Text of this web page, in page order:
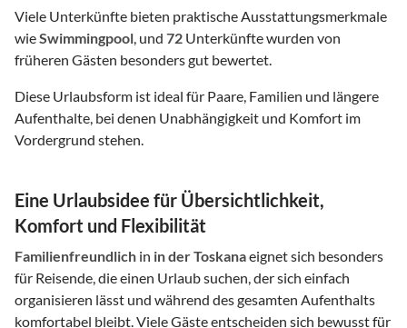
Viele Unterkünfte bieten praktische Ausstattungsmerkmale
wieSwimmingpool, und 72 Unterkünfte wurden von
früheren Gästen besonders gut bewertet.
Diese Urlaubsform ist ideal für Paare, Familien und längere
Aufenthalte, bei denen Unabhängigkeit und Komfort im
Vordergrund stehen.
Eine Urlaubsidee für Übersichtlichkeit,
Komfort und Flexibilität
Familienfreundlich in in der Toskanaeignet sich besonders
für Reisende, die einen Urlaub suchen, der sich einfach
organisieren lässt und während des gesamten Aufenthalts
komfortabel bleibt. Viele Gäste entscheiden sich bewusst für